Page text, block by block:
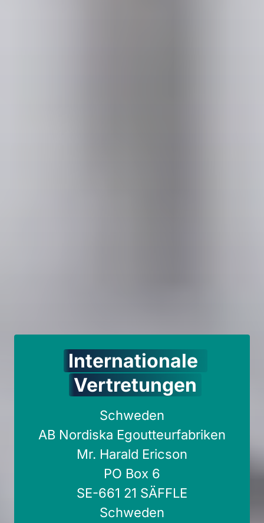
Vertretungen
Schweden
AB Nordiska Egoutteurfabriken
Mr. Harald Ericson
PO Box 6
SE-661 21 SÄFFLE
Schweden